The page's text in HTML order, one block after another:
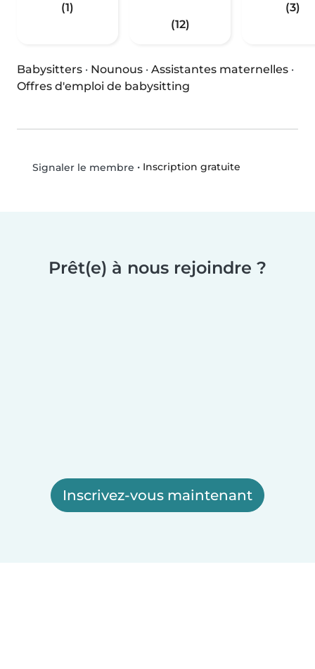
(1)
(12)
(3)
Babysitters · Nounous · Assistantes maternelles ·
Offres d'emploi de babysitting
Signaler le membre • Inscription gratuite
Prêt(e) à nous rejoindre ?
Inscrivez-vous maintenant